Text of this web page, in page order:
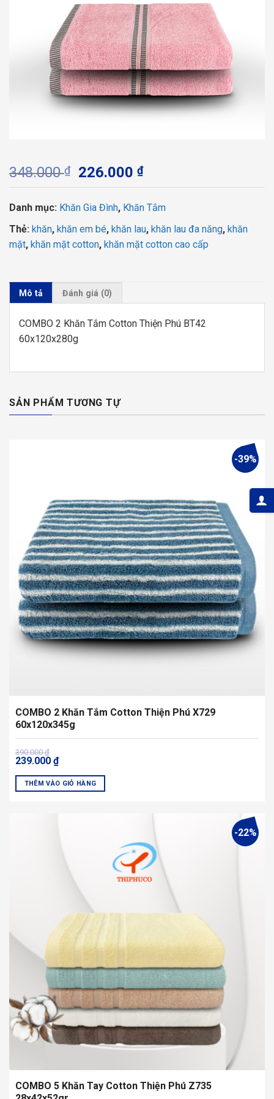
348.000₫
Giá
gốc
là:
348.000 ₫.
226.000₫Giá
hiện
tại
là:
226.000 ₫.
Danh mục: Khăn Gia Đình, Khăn Tắm
Thẻ: khăn, khăn em bé, khăn lau, khăn lau đa năng, khăn
mặt, khăn mặt cotton, khăn mặt cotton cao cấp
Mô tả Đánh giá (0)
COMBO 2 Khăn Tắm Cotton Thiện Phú BT42
60x120x280g
SẢN PHẨM TƯƠNG TỰ
-39%
COMBO 2 Khăn Tắm Cotton Thiện Phú X729
60x120x345g
390.000₫
Giá
gốc
390.000 ₫.
239.000 ₫
Giá
hiện
239.000 ₫.
THÊM VÀO GIỎ HÀNG
thể
được
sản
phẩm
-22%
COMBO 5 Khăn Tay Cotton Thiện Phú Z735